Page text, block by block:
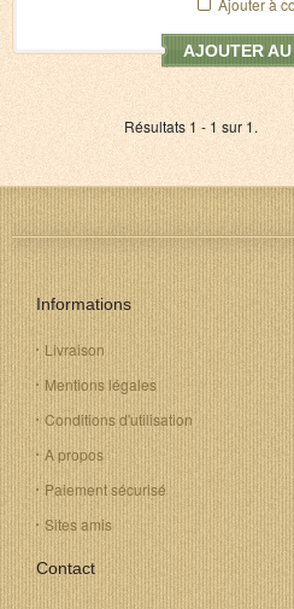
AJOUTER
Résultats 1 - 1 sur 1.
Informations
Livraison
Mentions légales
Conditions d'utilisation
A propos
Paiement sécurisé
Sites amis
Contact